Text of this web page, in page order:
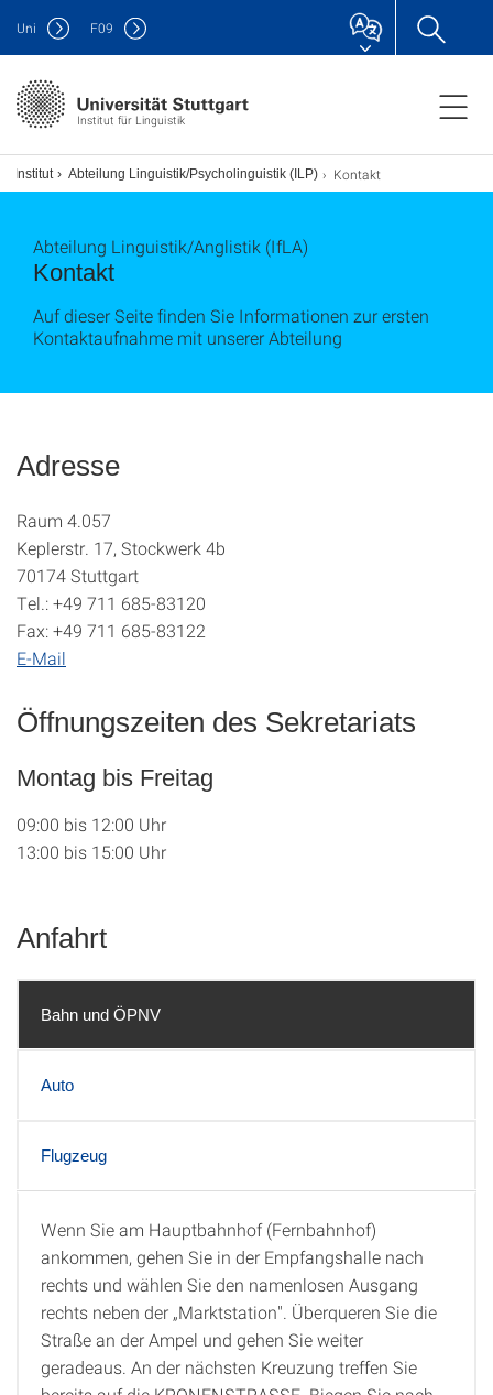
Institut für Linguistik
Uni F09
Institut Abteilung Linguistik/Psycholinguistik (ILP) Kontakt
Kontakt
Abteilung Linguistik/Anglistik (IfLA)
Auf dieser Seite finden Sie Informationen zur ersten
Kontaktaufnahme mit unserer Abteilung
Adresse
Raum 4.057
Keplerstr. 17, Stockwerk 4b
70174 Stuttgart
Tel.: +49 711 685-83120
Fax: +49 711 685-83122
E-Mail
Öffnungszeiten des Sekretariats
Montag bis Freitag
09:00 bis 12:00 Uhr
13:00 bis 15:00 Uhr
Anfahrt
Bahn und ÖPNV
Auto
Flugzeug
Bahn und ÖPNV
Wenn Sie am Hauptbahnhof (Fernbahnhof)
ankommen, gehen Sie in der Empfangshalle nach
rechts und wählen Sie den namenlosen Ausgang
rechts neben der „Marktstation". Überqueren Sie die
Straße an der Ampel und gehen Sie weiter
geradeaus. An der nächsten Kreuzung treffen Sie